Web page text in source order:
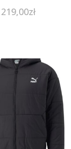
219,00zł